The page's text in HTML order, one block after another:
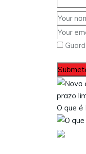
prazo
O que é